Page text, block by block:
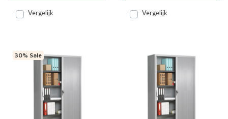
Vergelijk Vergelijk
30% Sale